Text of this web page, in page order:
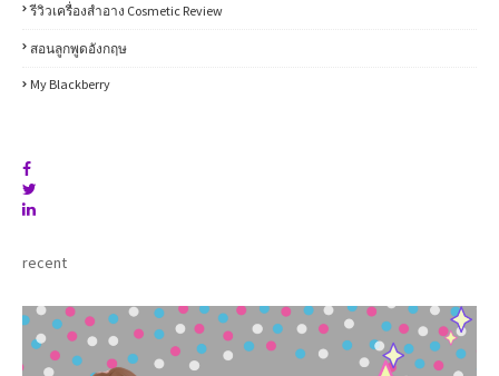
รีวิวเครื่องสำอาง Cosmetic Review
สอนลูกพูดอังกฤษ
My Blackberry
recent